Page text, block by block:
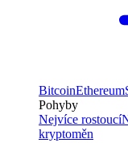
BitcoinEthereum
Pohyby
Nejvíce rostoucí
kryptoměn